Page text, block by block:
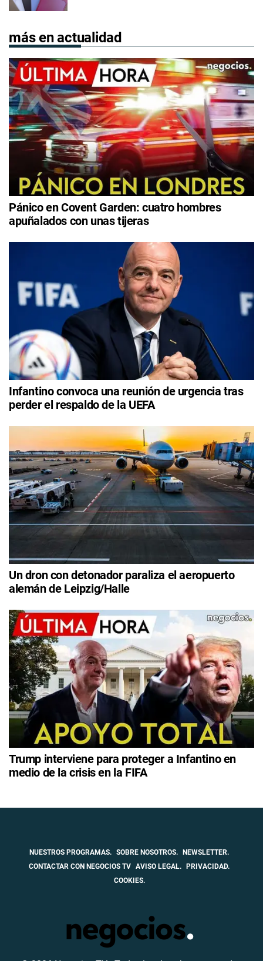
más en actualidad
Pánico en Covent Garden: cuatro hombres
apuñalados con unas tijeras
Infantino convoca una reunión de urgencia tras
perder el respaldo de la UEFA
Un dron con detonador paraliza el aeropuerto
alemán de Leipzig/Halle
Trump interviene para proteger a Infantino en
medio de la crisis en la FIFA
NUESTROS PROGRAMAS. SOBRE NOSOTROS.
NEWSLETTER.
CONTACTAR CON NEGOCIOS TV AVISO LEGAL.
PRIVACIDAD.
COOKIES.